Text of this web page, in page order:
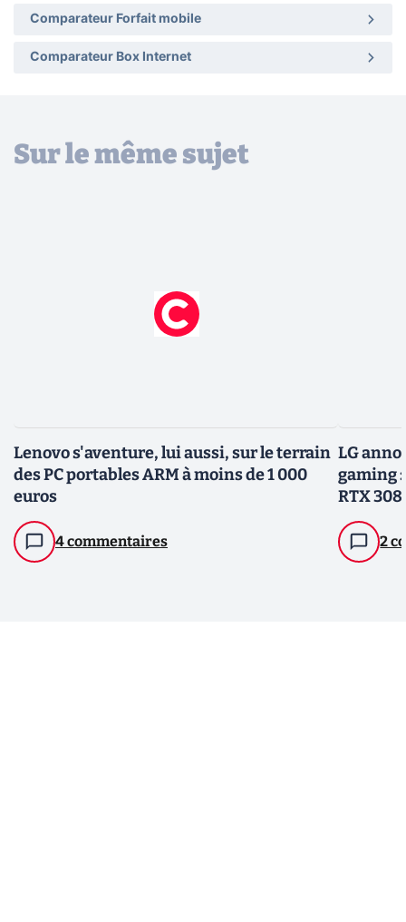
Comparateur Forfait mobile
Comparateur Box Internet
Sur le même sujet
Lenovo s'aventure, lui aussi, sur le terrain
des PC portables ARM à moins de 1 000
euros
4 commentaires
LG
gaming
RTX
2